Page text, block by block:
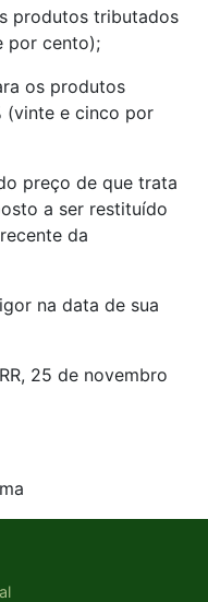
produtos tributados
por cento);
os produtos
(vinte e cinco por
preço de que trata
a ser restituído
da
na data de sua
25 de novembro